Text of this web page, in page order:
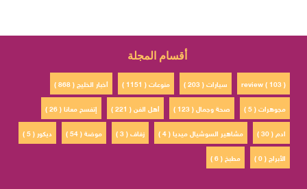
أقسام المجلة
أخبار الخليج ( 868 ) منوعات ( 1151 ) سيارات ( 203 )
review ( 103 )
إتفسح معانا ( 26 )
أهل الفن ( 221 ) صحة وجمال ( 123 )
مجوهرات ( 5 )
ديكور ( 5 )
موضة ( 54 ) زفاف ( 3 ) مشاهير السوشيال ميديا ( 4 )
ادم ( 30 )
مطبخ ( 6 )
الأبراج ( 0 )